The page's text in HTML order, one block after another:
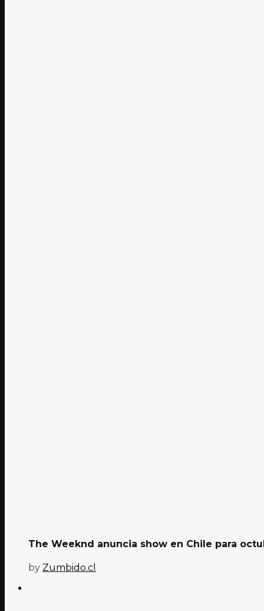
The Weeknd anuncia show en Chile para
by Zumbido.cl